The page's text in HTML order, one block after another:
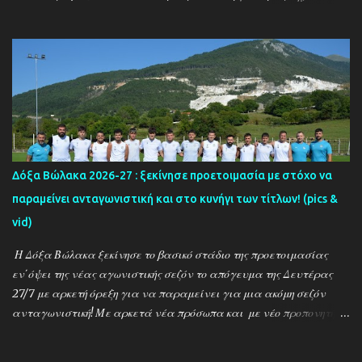
δυναμική των ''κιτρινόμαυρων''! Παρακάτω δείτε φωτοστιγμές
απο τις προπονήσεις της δραμινής ομάδας μέσα απο τον φακό της
''Ο'' που βρέθηκε στο γήπεδο του Καλαμπακίου ενώ δηλώσεις
κάνουν οι κ.κ. Σαρακασίδης Βασίλης (προπονητής) , Βαβλιάκης
Χρόνης (τεχνικός διευθυντής) και οι ποδοσφαιριστές Μάριος
Βουτσινάς και Ηλίας Σταμπουλής!
Δόξα Βώλακα 2026-27 : ξεκίνησε προετοιμασία με στόχο να
παραμείνει ανταγωνιστική και στο κυνήγι των τίτλων! (pics &
vid)
Η Δόξα Βώλακα ξεκίνησε το βασικό στάδιο της προετοιμασίας
εν΄όψει της νέας αγωνιστικής σεζόν το απόγευμα της Δευτέρας
27/7 με αρκετή όρεξη για να παραμείνει για μια ακόμη σεζόν
ανταγωνιστική! Με αρκετά νέα πρόσωπα και με νέο προπονητή